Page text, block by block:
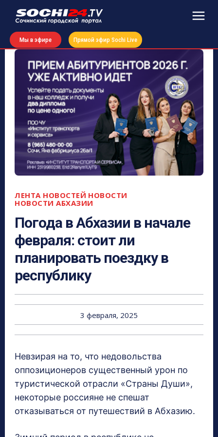
Мы в эфире Прямой эфир Sochi Live
ЛЕНТА НОВОСТЕЙ НОВОСТИ
НОВОСТИ АБХАЗИИ
Погода в Абхазии в начале
февраля: стоит ли
планировать поездку в
республику
3 февраля, 2025
Невзирая на то, что недовольства
оппозиционеров существенный урон по
туристической отрасли «Страны Души»,
некоторые россияне не спешат
отказываться от путешествий в Абхазию.